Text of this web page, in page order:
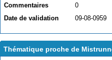
Commentaires
0
Date de validation
09-08-0959
Thématique proche de